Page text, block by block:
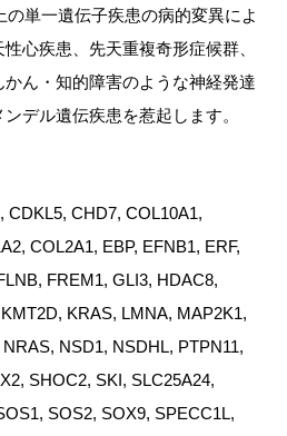
単一遺伝子疾患の病的変異によ
心疾患、先天重複奇形症候群、
ん・知的障害のような神経発達
デル遺伝疾患を惹起します。
CDKL5, CHD7, COL10A1,
COL2A1, EBP, EFNB1, ERF,
FREM1, GLI3, HDAC8,
KRAS, LMNA, MAP2K1,
NSD1, NSDHL, PTPN11,
SHOC2, SKI, SLC25A24,
SOS2, SOX9, SPECC1L,